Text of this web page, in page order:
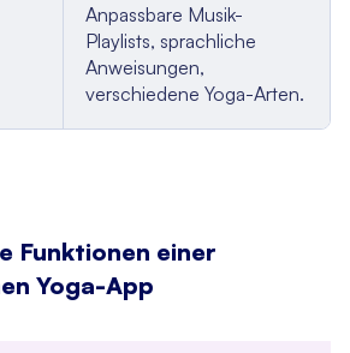
Anpassbare Musik-
Playlists, sprachliche
Anweisungen,
verschiedene Yoga-Arten.
Funktionen einer
Yoga-App